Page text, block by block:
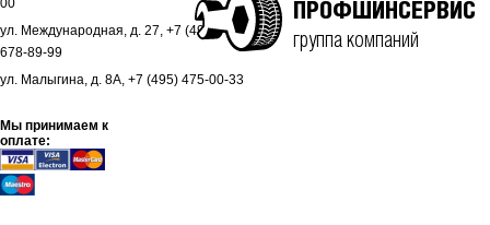
00
ул. Международная, д. 27, +7 (495)
678-89-99
ул. Малыгина, д. 8А, +7 (495) 475-00-33
Мы принимаем к
оплате:
ПРОФШИНСЕРВИС
группа компаний